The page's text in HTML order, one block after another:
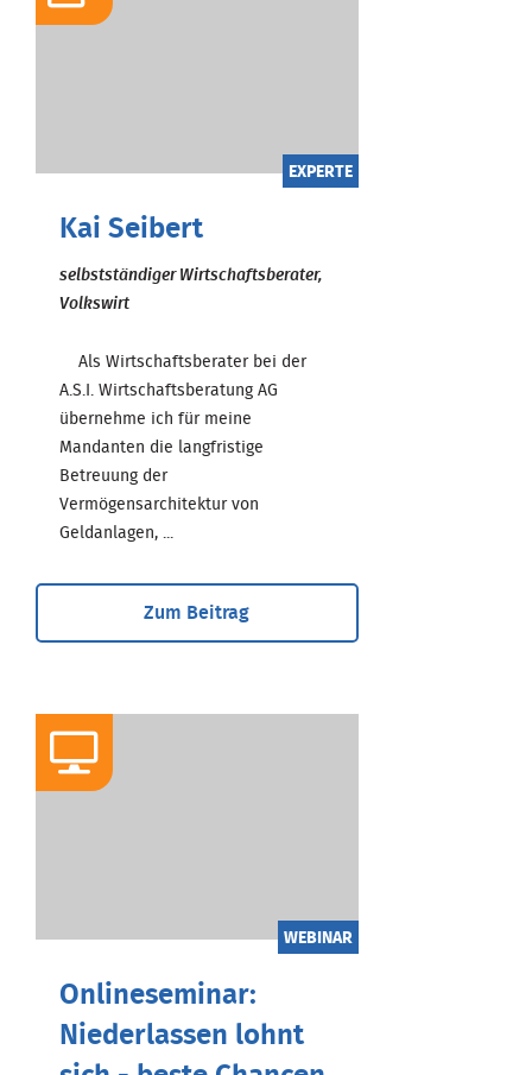
EXPERTE
Kai Seibert
selbstständiger Wirtschaftsberater,
Volkswirt
Als Wirtschaftsberater bei der
A.S.I. Wirtschaftsberatung AG
übernehme ich für meine
Mandanten die langfristige
Betreuung der
Vermögensarchitektur von
Geldanlagen, ...
Zum Beitrag
WEBINAR
Onlineseminar:
Niederlassen lohnt